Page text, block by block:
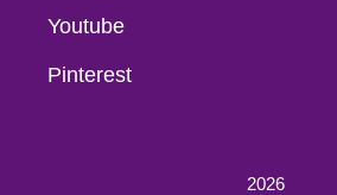
Youtube
Pinterest
2026